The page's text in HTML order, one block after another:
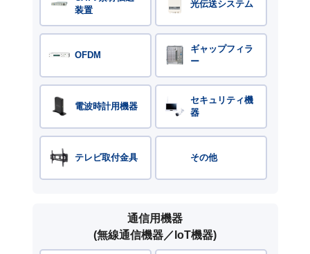
装置
光伝送システム
OFDM
ギャップフィラ
ー
電波時計用機器
セキュリティ機
器
テレビ取付金具 その他
通信用機器
(無線通信機器／IoT機器)